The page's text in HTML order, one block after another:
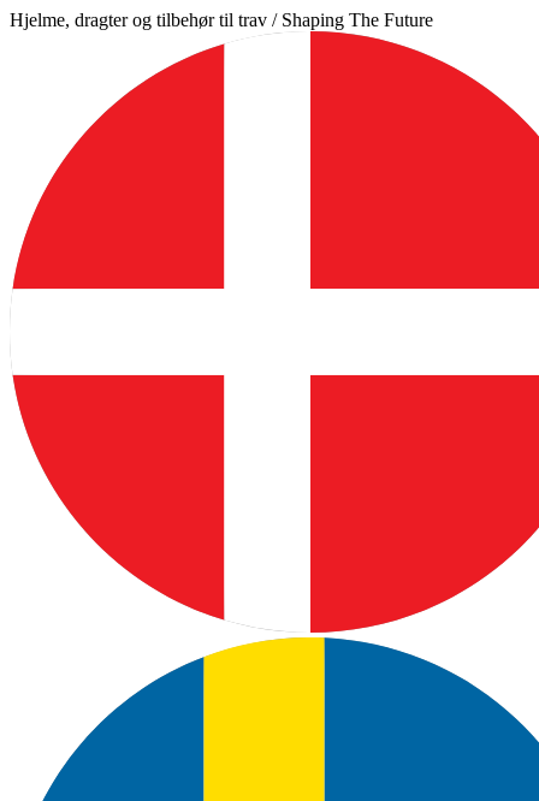
Videre
Hjelme, dragter og tilbehør til trav / Shaping The Future